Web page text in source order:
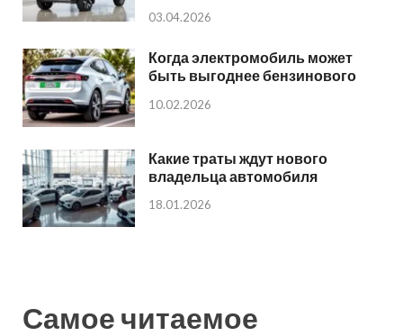
03.04.2026
Когда электромобиль может
быть выгоднее бензинового
10.02.2026
Какие траты ждут нового
владельца автомобиля
18.01.2026
Самое читаемое